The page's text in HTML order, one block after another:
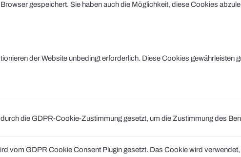
gespeichert. Sie haben auch die Möglichkeit, diese Cookies
der Website unbedingt erforderlich. Diese Cookies gewährleisten
die GDPR-Cookie-Zustimmung gesetzt, um die Zustimmung des
vom GDPR Cookie Consent Plugin gesetzt. Das Cookie wird